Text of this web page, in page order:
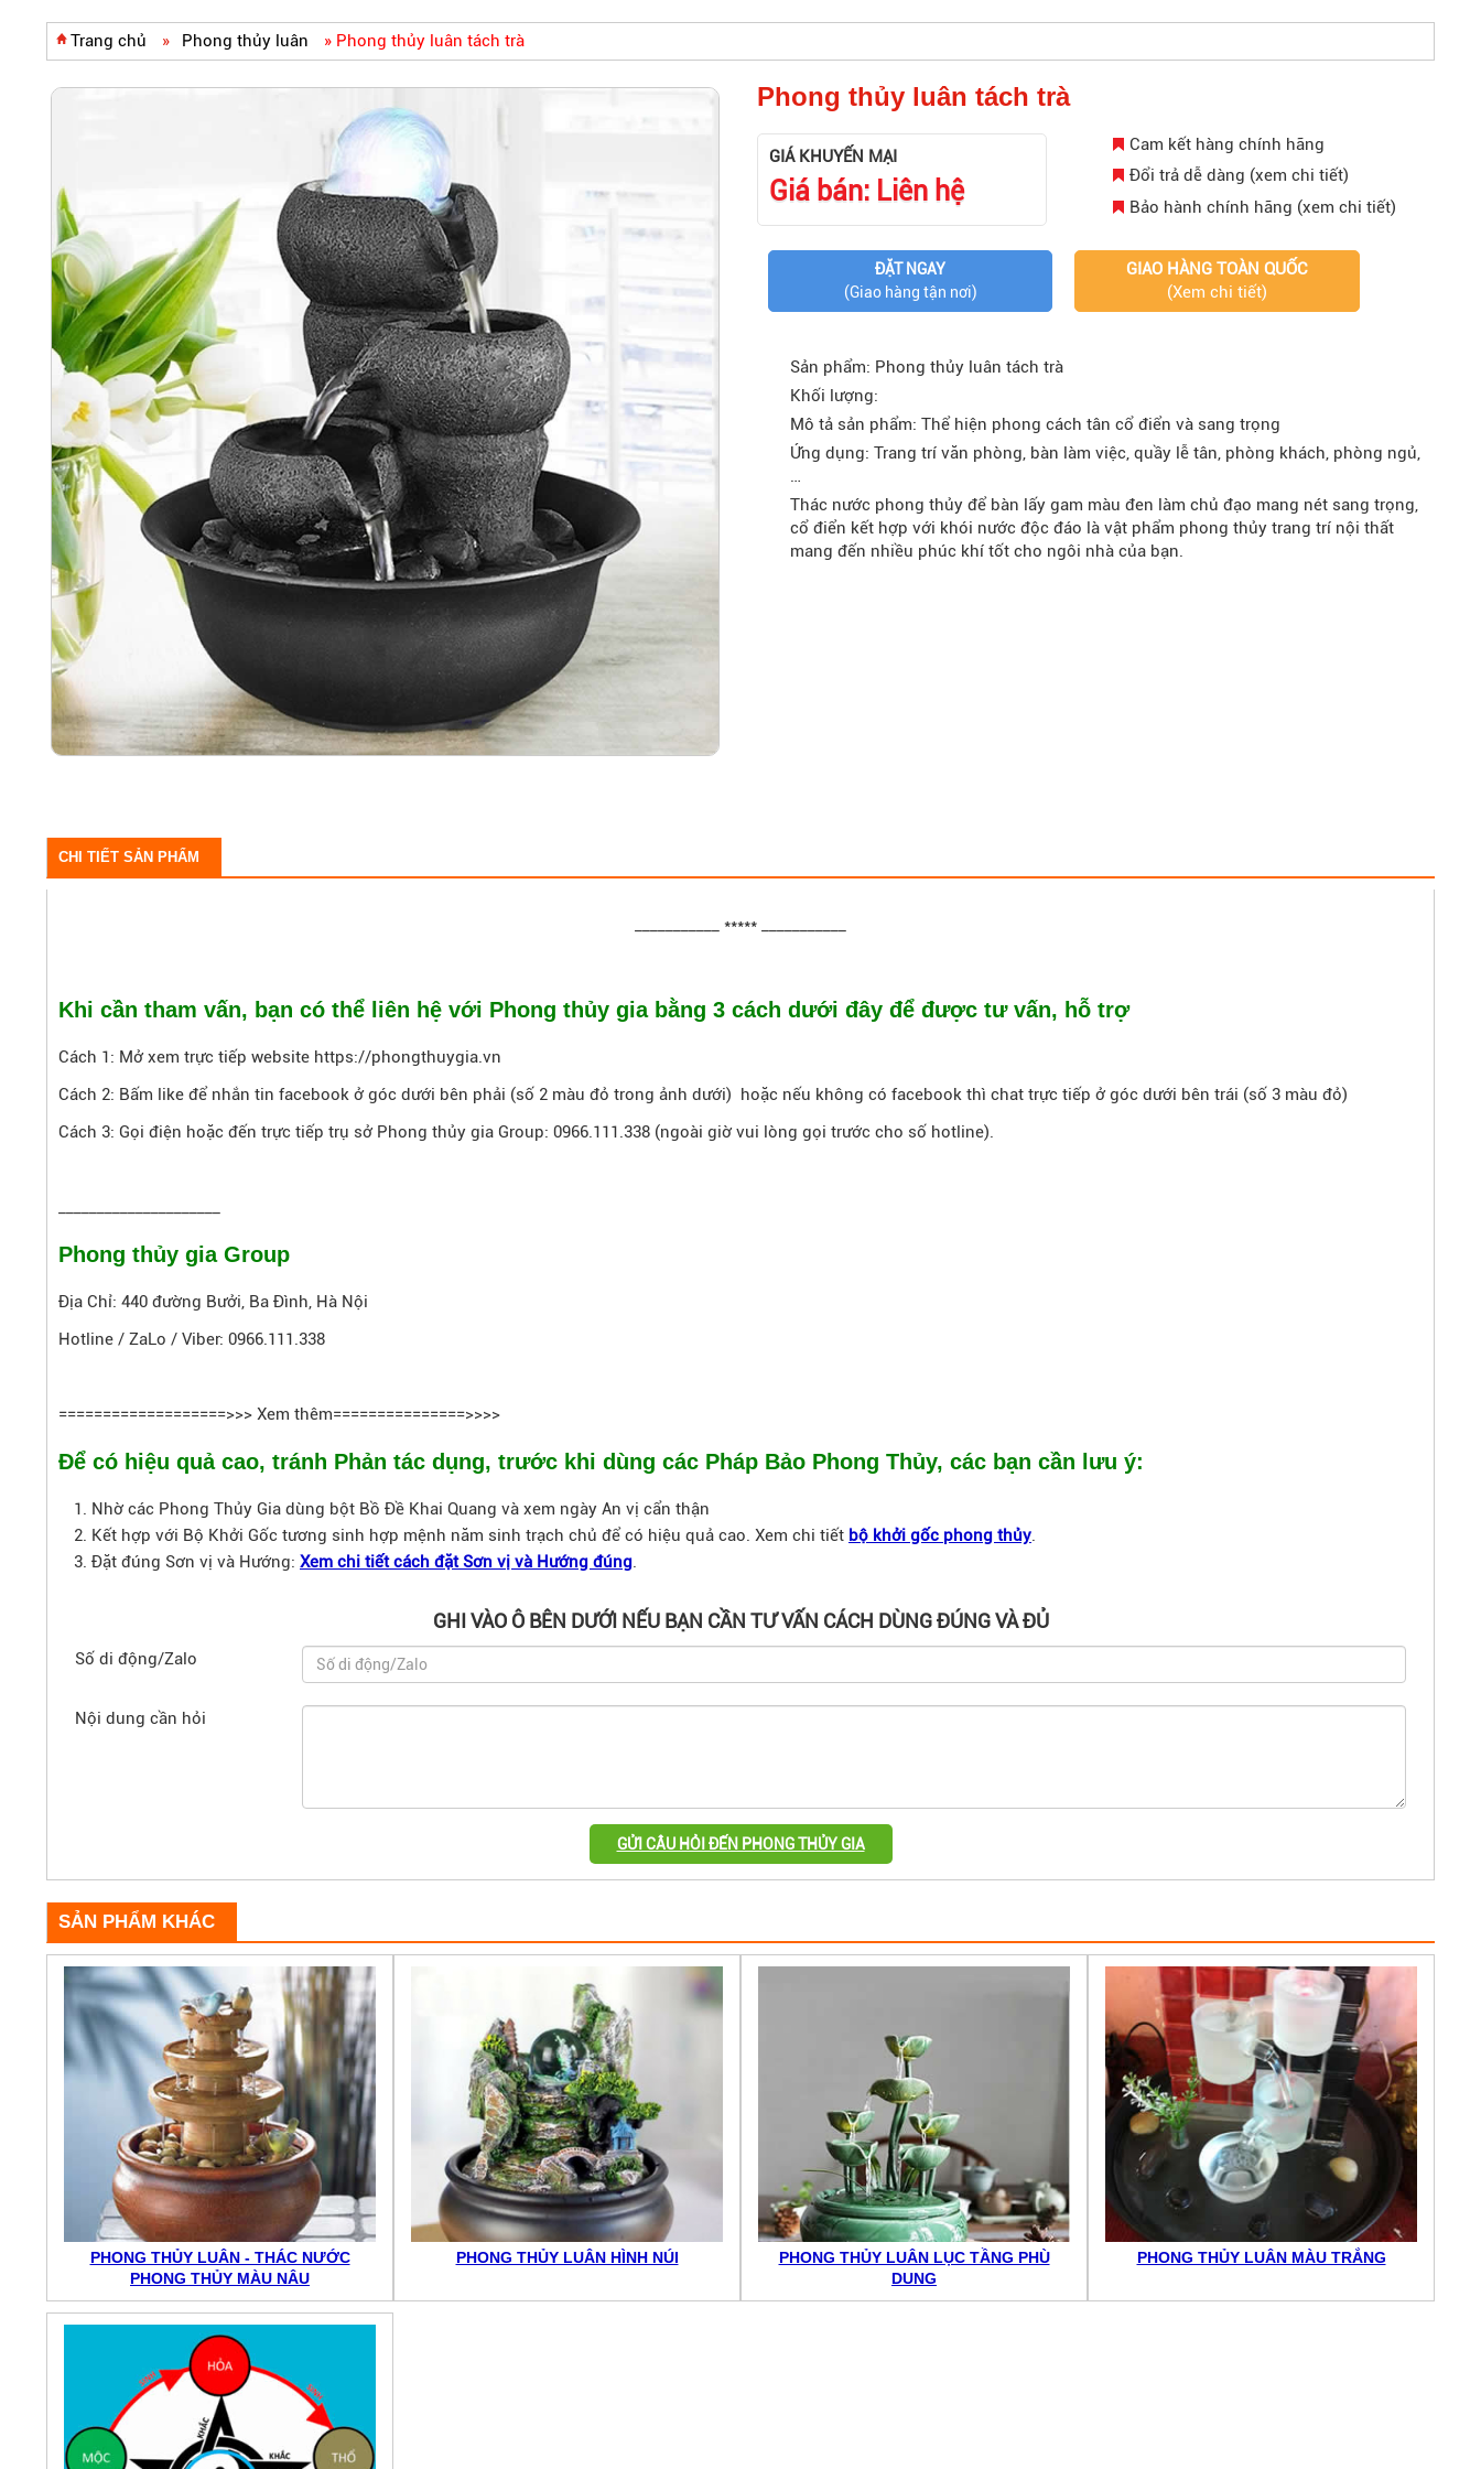
Trang chủ » Phong thủy luân » Phong thủy luân tách trà
Phong thủy luân tách trà
GIÁ KHUYẾN MẠI
Giá bán: Liên hệ
Cam kết hàng chính hãng
Đổi trả dễ dàng (xem chi tiết)
Bảo hành chính hãng (xem chi tiết)
ĐẶT NGAY
(Giao hàng tận nơi)
GIAO HÀNG TOÀN QUỐC
(Xem chi tiết)
Sản phẩm: Phong thủy luân tách trà
Khối lượng:
Mô tả sản phẩm: Thể hiện phong cách tân cổ điển và sang trọng
Ứng dụng: Trang trí văn phòng, bàn làm việc, quầy lễ tân, phòng khách, phòng ngủ,
…
Thác nước phong thủy để bàn lấy gam màu đen làm chủ đạo mang nét sang trọng,
cổ điển kết hợp với khói nước độc đáo là vật phẩm phong thủy trang trí nội thất
mang đến nhiều phúc khí tốt cho ngôi nhà của bạn.
CHI TIẾT SẢN PHẨM
___________ ***** ___________
Khi cần tham vấn, bạn có thể liên hệ với Phong thủy gia bằng 3 cách dưới đây để được tư vấn, hỗ trợ
Cách 1: Mở xem trực tiếp website https://phongthuygia.vn
Cách 2: Bấm like để nhắn tin facebook ở góc dưới bên phải (số 2 màu đỏ trong ảnh dưới) hoặc nếu không có facebook thì chat trực tiếp ở góc dưới bên trái (số 3 màu đỏ)
Cách 3: Gọi điện hoặc đến trực tiếp trụ sở Phong thủy gia Group: 0966.111.338 (ngoài giờ vui lòng gọi trước cho số hotline).
Phong thủy gia Group
Địa Chỉ: 440 đường Bưởi, Ba Đình, Hà Nội
Hotline / ZaLo / Viber: 0966.111.338
===================>>> Xem thêm===============>>>>
Để có hiệu quả cao, tránh Phản tác dụng, trước khi dùng các Pháp Bảo Phong Thủy, các bạn cần lưu ý:
Nhờ các Phong Thủy Gia dùng bột Bồ Đề Khai Quang và xem ngày An vị cẩn thận
Kết hợp với Bộ Khởi Gốc tương sinh hợp mệnh năm sinh trạch chủ để có hiệu quả cao. Xem chi tiết bộ khởi gốc phong thủy.
Đặt đúng Sơn vị và Hướng: Xem chi tiết cách đặt Sơn vị và Hướng đúng.
GHI VÀO Ô BÊN DƯỚI NẾU BẠN CẦN TƯ VẤN CÁCH DÙNG ĐÚNG VÀ ĐỦ
Số di động/Zalo
Nội dung cần hỏi
GỬI CÂU HỎI ĐẾN PHONG THỦY GIA
SẢN PHẨM KHÁC
PHONG THỦY LUÂN - THÁC NƯỚC
PHONG THỦY MÀU NÂU
PHONG THỦY LUÂN HÌNH NÚI
PHONG THỦY LUÂN LỤC TẦNG PHÙ
DUNG
PHONG THỦY LUÂN MÀU TRẮNG